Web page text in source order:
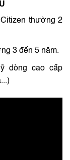
thường 2
3 đến 5 năm.
dòng cao cấp